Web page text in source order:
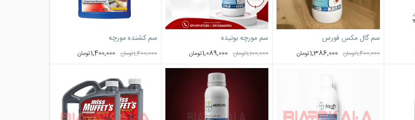
سم گال مکس فورس
1,400,000تومان 1,386,000تومان
سم مورچه بونیده
1,100,000تومان 1,089,000تومان
سم کشنده مورچه
1,400,000تومان 1,400,000تومان